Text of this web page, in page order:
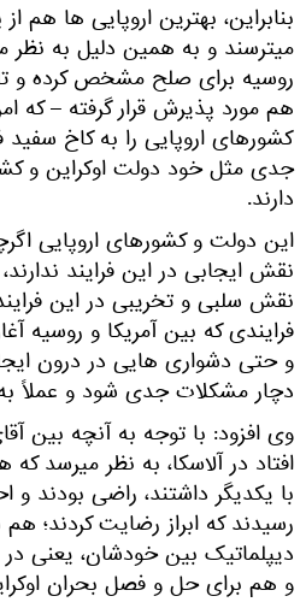
بنابراین، بهترین اروپایی ها هم
میترسند و به همین دلیل به نظر
روسیه برای صلح مشخص کرده و
هم مورد پذیرش قرار گرفته – که
کشورهای اروپایی را به کاخ سفید
جدی مثل خود دولت اوکراین و
دارند.
این دولت و کشورهای اروپایی
نقش ایجابی در این فرایند
نقش سلبی و تخریبی در این
فرایندی که بین آمریکا و روسیه
و حتی دشواری هایی در درون
دچار مشکلات جدی شود و عملاً
وی افزود: با توجه به آنچه بین
افتاد در آلاسکا، به نظر میرسد
با یکدیگر داشتند، راضی بودند و
رسیدند که ابراز رضایت کردند؛ هم
دیپلماتیک بین خودشان، یعنی
و هم برای حل و فصل بحران